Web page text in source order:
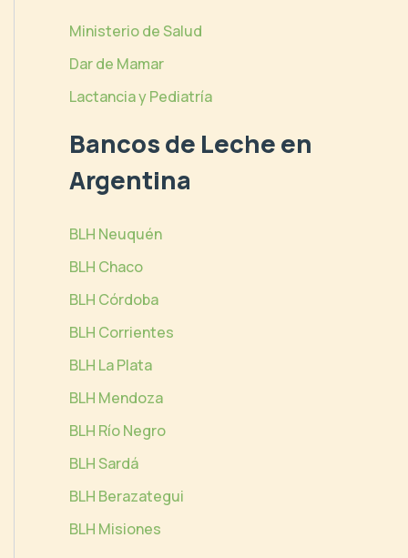
Ministerio de Salud
Dar de Mamar
Lactancia y Pediatría
Bancos de Leche en
Argentina
BLH Neuquén
BLH Chaco
BLH Córdoba
BLH Corrientes
BLH La Plata
BLH Mendoza
BLH Río Negro
BLH Sardá
BLH Berazategui
BLH Misiones